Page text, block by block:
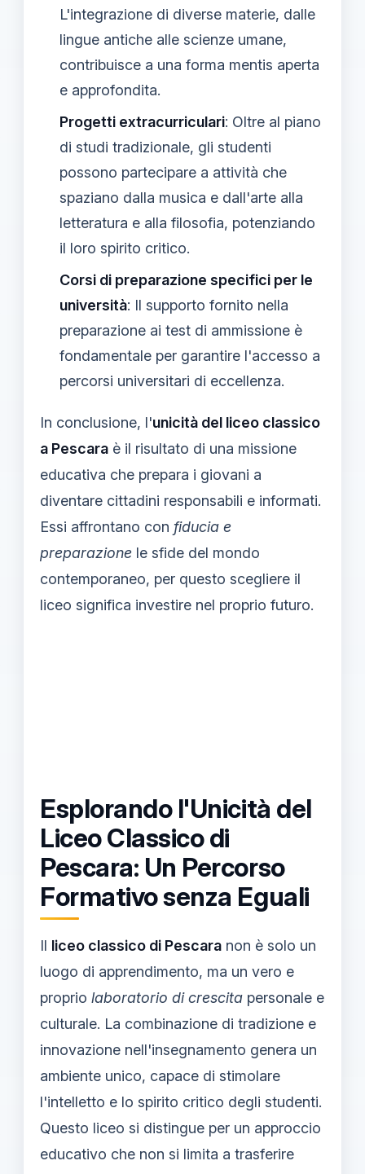
L'integrazione di diverse materie, dalle
lingue antiche alle scienze umane,
contribuisce a una forma mentis aperta
e approfondita.
Progetti extracurriculari: Oltre al piano
di studi tradizionale, gli studenti
possono partecipare a attività che
spaziano dalla musica e dall'arte alla
letteratura e alla filosofia, potenziando
il loro spirito critico.
Corsi di preparazione specifici per le
università: Il supporto fornito nella
preparazione ai test di ammissione è
fondamentale per garantire l'accesso a
percorsi universitari di eccellenza.
In conclusione, l'unicità del liceo classico
a Pescara è il risultato di una missione
educativa che prepara i giovani a
diventare cittadini responsabili e informati.
Essi affrontano con fiducia e
preparazione le sfide del mondo
contemporaneo, per questo scegliere il
liceo significa investire nel proprio futuro.
Esplorando l'Unicità del
Liceo Classico di
Pescara: Un Percorso
Formativo senza Eguali
Il liceo classico di Pescara non è solo un
luogo di apprendimento, ma un vero e
proprio laboratorio di crescita personale e
culturale. La combinazione di tradizione e
innovazione nell'insegnamento genera un
ambiente unico, capace di stimolare
l'intelletto e lo spirito critico degli studenti.
Questo liceo si distingue per un approccio
educativo che non si limita a trasferire